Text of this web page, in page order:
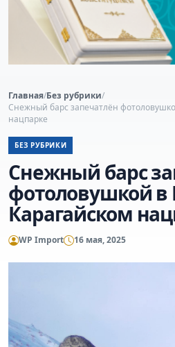
Главная/Без рубрики/
Снежный барс запечатлён
нацпарке
БЕЗ РУБРИКИ
Снежный барс
фотоловушкой в
Карагайском
WP Import 16 мая, 2025